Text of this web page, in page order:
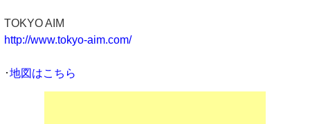
TOKYO AIM
http://www.tokyo-aim.com/
･地図はこちら